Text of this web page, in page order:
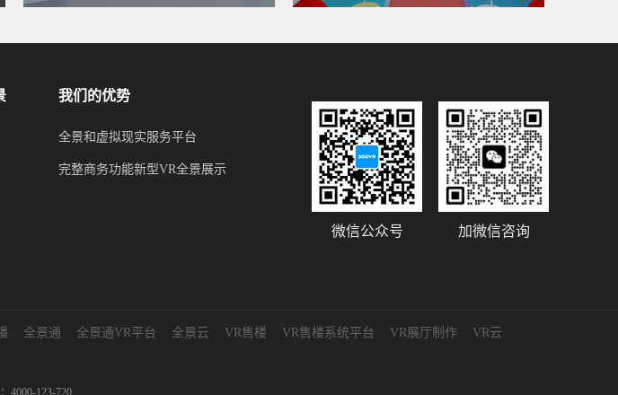
我们的优势
全景和虚拟现实服务平台
完整商务功能新型VR全景展示
微信公众号 加微信咨询
全景通 全景通VR平台 全景云 VR售楼 VR售楼系统平台 VR展厅制作
VR云
4000-123-720